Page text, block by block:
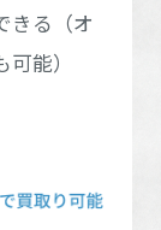
きる （オ
能）